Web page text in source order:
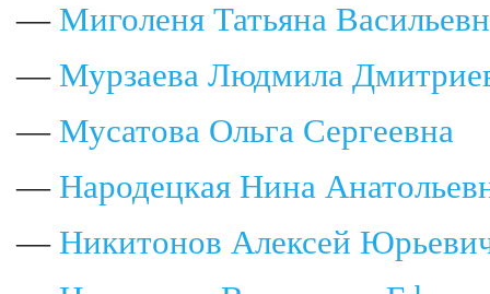
— Миголеня Татьяна
— Мурзаева Людмила
— Мусатова Ольга Сергеевна
— Народецкая Нина
— Никитонов Алексей